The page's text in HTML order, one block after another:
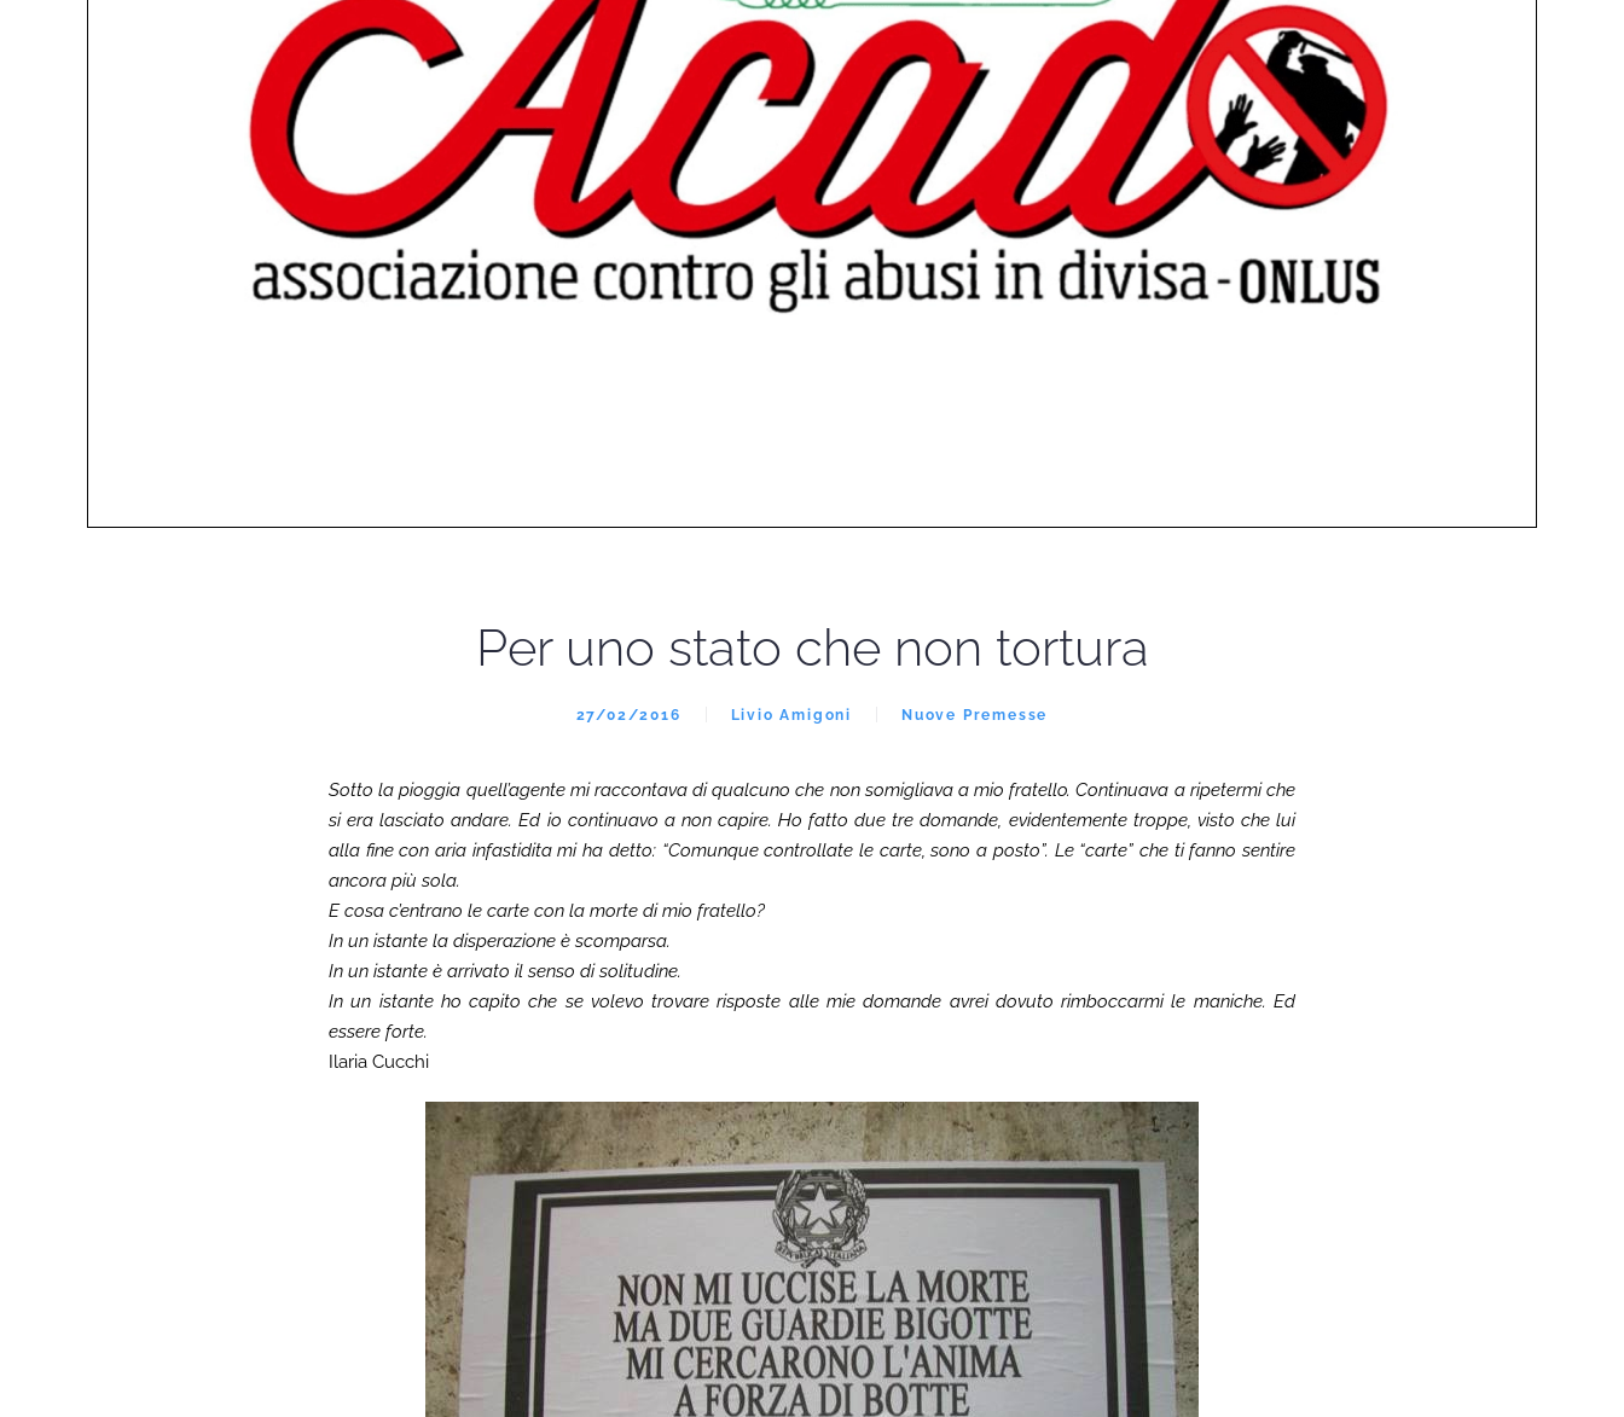
Per uno stato che non tortura
27/02/2016 Livio Amigoni Nuove Premesse
Sotto la pioggia quell’agente mi raccontava di qualcuno che non somigliava a mio fratello. Continuava a ripetermi che
si era lasciato andare. Ed io continuavo a non capire. Ho fatto due tre domande, evidentemente troppe, visto che lui
alla fine con aria infastidita mi ha detto: “Comunque controllate le carte, sono a posto”. Le “carte” che ti fanno sentire
ancora più sola.
E cosa c’entrano le carte con la morte di mio fratello?
In un istante la disperazione è scomparsa.
In un istante è arrivato il senso di solitudine.
In un istante ho capito che se volevo trovare risposte alle mie domande avrei dovuto rimboccarmi le maniche. Ed
essere forte.
Ilaria Cucchi